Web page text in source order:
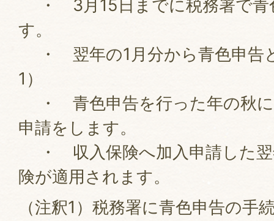
・ 3月15日までに税務署で青
す。
・ 翌年の1月分から青色申告
1）
・ 青色申告を行った年の秋に
申請をします。
・ 収入保険へ加入申請した翌
険が適用されます。
（注釈1）税務署に青色申告の手